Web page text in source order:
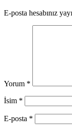
E-posta hesabınız
Yorum *
İsim *
E-posta *